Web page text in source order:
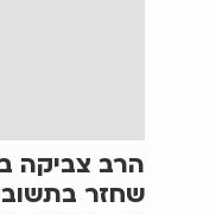
הרב צביקה
שחזר